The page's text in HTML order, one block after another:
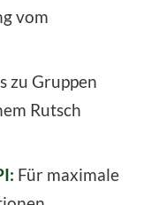
vom
zu Gruppen
Rutsch
Für maximale